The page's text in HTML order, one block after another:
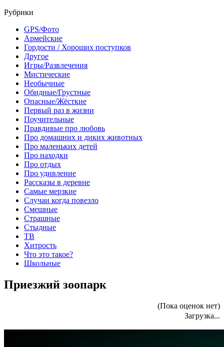
Рубрики
GPS/Фото
Армейские
Гордости / Хороших поступков
Другое
Игры/Развлечения
Мистические
Необычные
Обидные/Грустные
Опасные/Жёсткие
Первый раз в жизни
Поучительные
Правдивые про любовь
Про домашних и диких животных
Про маленьких детей
Про находки
Про отдых
Про удивление
Рассказы в деревне
Самые мерзкие
Случаи когда повезло
Смешные
Страшные
Стыдные
ТВ
Хитрость
Что это такое?
Школьные
Приезжий зоопарк
(Пока оценок нет)
Загрузка...